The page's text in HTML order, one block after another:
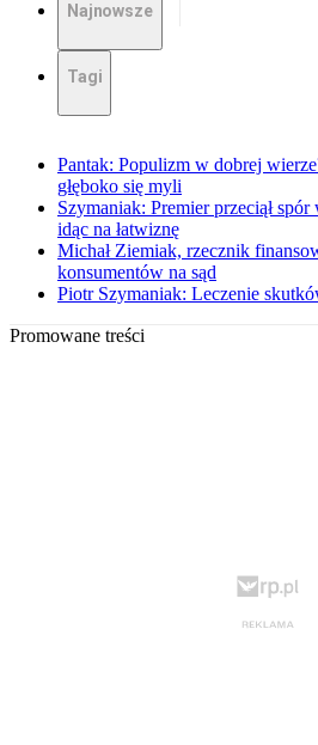
Najnowsze
Tagi
Pantak: Populizm w dobrej
głęboko się myli
Szymaniak: Premier przeciął
idąc na łatwiznę
Michał Ziemiak, rzecznik
konsumentów na sąd
Piotr Szymaniak: Leczenie
Promowane treści